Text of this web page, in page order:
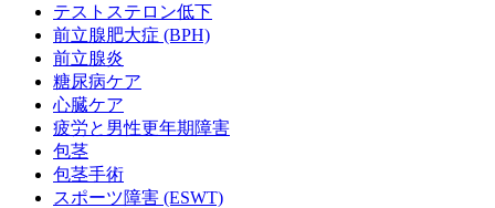
テストステロン低下
前立腺肥大症 (BPH)
前立腺炎
糖尿病ケア
心臓ケア
疲労と男性更年期障害
包茎
包茎手術
スポーツ障害 (ESWT)